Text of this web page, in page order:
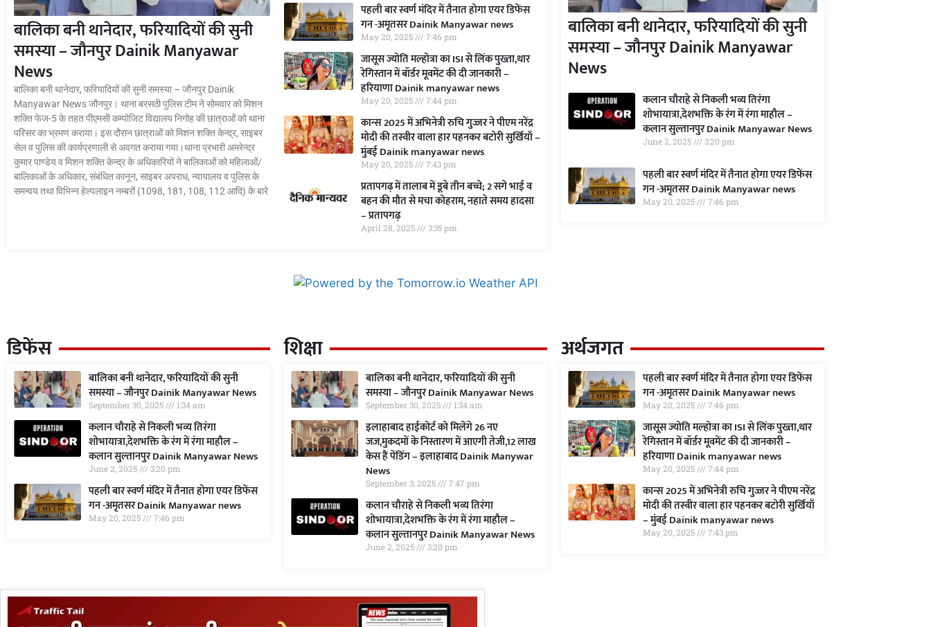
बालिका बनी थानेदार, फरियादियों की सुनी
समस्या – जौनपुर Dainik Manyawar
News
बालिका बनी थानेदार, फरियादियों की सुनी समस्या – जौनपुर Dainik
Manyawar News जौनपुर। थाना बरसठी पुलिस टीम ने सोमवार को मिशन
शक्ति फेज-5 के तहत पीएमसी कम्पोजिट विद्यालय निगोह की छात्राओं को थाना
परिसर का भ्रमण कराया। इस दौरान छात्राओं को मिशन शक्ति केन्द्र, साइबर
सेल व पुलिस की कार्यप्रणाली से अवगत कराया गया।थाना प्रभारी अमरेन्द्र
कुमार पाण्डेय व मिशन शक्ति केन्द्र के अधिकारियों ने बालिकाओं को महिलाओं/
बालिकाओं के अधिकार, संबंधित कानून, साइबर अपराध, न्यायालय व पुलिस के
समन्वय तथा विभिन्न हेल्पलाइन नम्बरों (1098, 181, 108, 112 आदि) के बारे
पहली बार स्वर्ण मंदिर में तैनात होगा एयर डिफेंस
गन -अमृतसर Dainik Manyawar news
May 20, 2025 7:46 pm
जासूस ज्योति मल्होत्रा का ISI से लिंक पुख्ता,थार
रेगिस्तान में बॉर्डर मूवमेंट की दी जानकारी –
हरियाणा Dainik manyawar news
May 20, 2025 7:44 pm
कान्स 2025 में अभिनेत्री रुचि गुज्जर ने पीएम नरेंद्र
मोदी की तस्वीर वाला हार पहनकर बटोरी सुर्खियाँ –
मुंबई Dainik manyawar news
May 20, 2025 7:43 pm
प्रतापगढ़ में तालाब में डूबे तीन बच्चे; 2 सगे भाई व
बहन की मौत से मचा कोहराम, नहाते समय हादसा
– प्रतापगढ़
April 28, 2025 3:35 pm
बालिका बनी थानेदार, फरियादियों की सुनी
समस्या – जौनपुर Dainik Manyawar
News
कलान चौराहे से निकली भव्य तिरंगा
शोभायात्रा,देशभक्ति के रंग में रंगा माहौल –
कलान सुल्तानपुर Dainik Manyawar News
June 2, 2025 3:20 pm
पहली बार स्वर्ण मंदिर में तैनात होगा एयर डिफेंस
गन -अमृतसर Dainik Manyawar news
May 20, 2025 7:46 pm
डिफेंस
बालिका बनी थानेदार, फरियादियों की सुनी
समस्या – जौनपुर Dainik Manyawar News
September 30, 2025 1:34 am
कलान चौराहे से निकली भव्य तिरंगा
शोभायात्रा,देशभक्ति के रंग में रंगा माहौल –
कलान सुल्तानपुर Dainik Manyawar News
June 2, 2025 3:20 pm
पहली बार स्वर्ण मंदिर में तैनात होगा एयर डिफेंस
गन -अमृतसर Dainik Manyawar news
May 20, 2025 7:46 pm
शिक्षा
बालिका बनी थानेदार, फरियादियों की सुनी
समस्या – जौनपुर Dainik Manyawar News
September 30, 2025 1:34 am
इलाहाबाद हाईकोर्ट को मिलेंगे 26 नए
जज,मुकदमों के निस्तारण में आएगी तेजी,12 लाख
केस हैं पेंडिंग – इलाहाबाद Dainik Manywar
News
September 3, 2025 7:47 pm
कलान चौराहे से निकली भव्य तिरंगा
शोभायात्रा,देशभक्ति के रंग में रंगा माहौल –
कलान सुल्तानपुर Dainik Manyawar News
June 2, 2025 3:20 pm
अर्थजगत
पहली बार स्वर्ण मंदिर में तैनात होगा एयर डिफेंस
गन -अमृतसर Dainik Manyawar news
May 20, 2025 7:46 pm
जासूस ज्योति मल्होत्रा का ISI से लिंक पुख्ता,थार
रेगिस्तान में बॉर्डर मूवमेंट की दी जानकारी –
हरियाणा Dainik manyawar news
May 20, 2025 7:44 pm
कान्स 2025 में अभिनेत्री रुचि गुज्जर ने पीएम नरेंद्र
मोदी की तस्वीर वाला हार पहनकर बटोरी सुर्खियाँ
– मुंबई Dainik manyawar news
May 20, 2025 7:43 pm